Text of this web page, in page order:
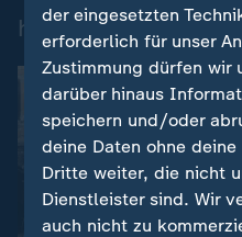
heute-Nachrichten:
der eingesetzten
erforderlich für unser
Zustimmung dürfen wir
darüber hinaus
speichern und/oder
deine Daten ohne
Dritte weiter, die nicht
Dienstleister sind. Wir
auch nicht zu